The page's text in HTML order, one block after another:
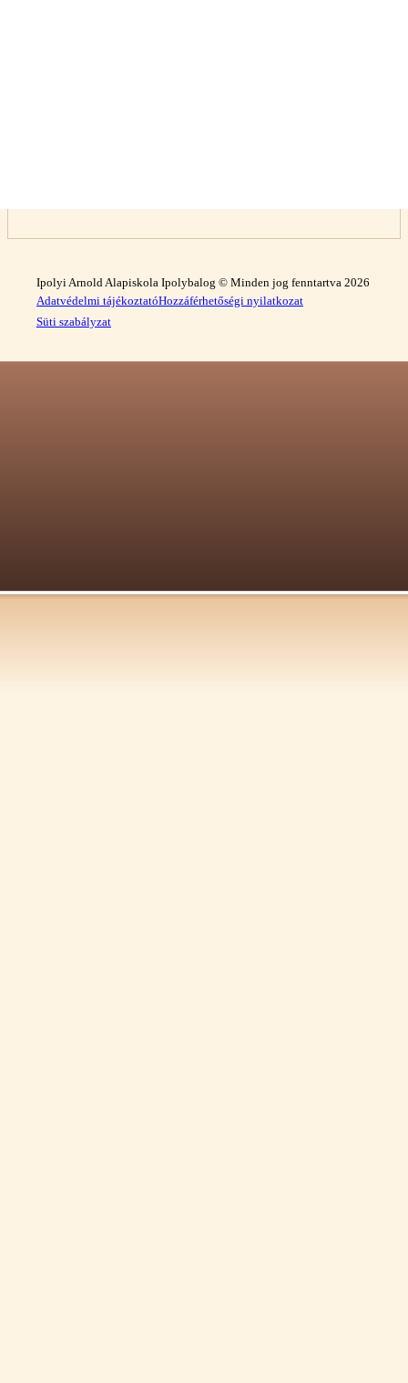
Ipolyi Arnold Alapiskola Ipolybalog © Minden jog fenntartva 2026
Adatvédelmi tájékoztatóHozzáférhetőségi nyilatkozat
Süti szabályzat